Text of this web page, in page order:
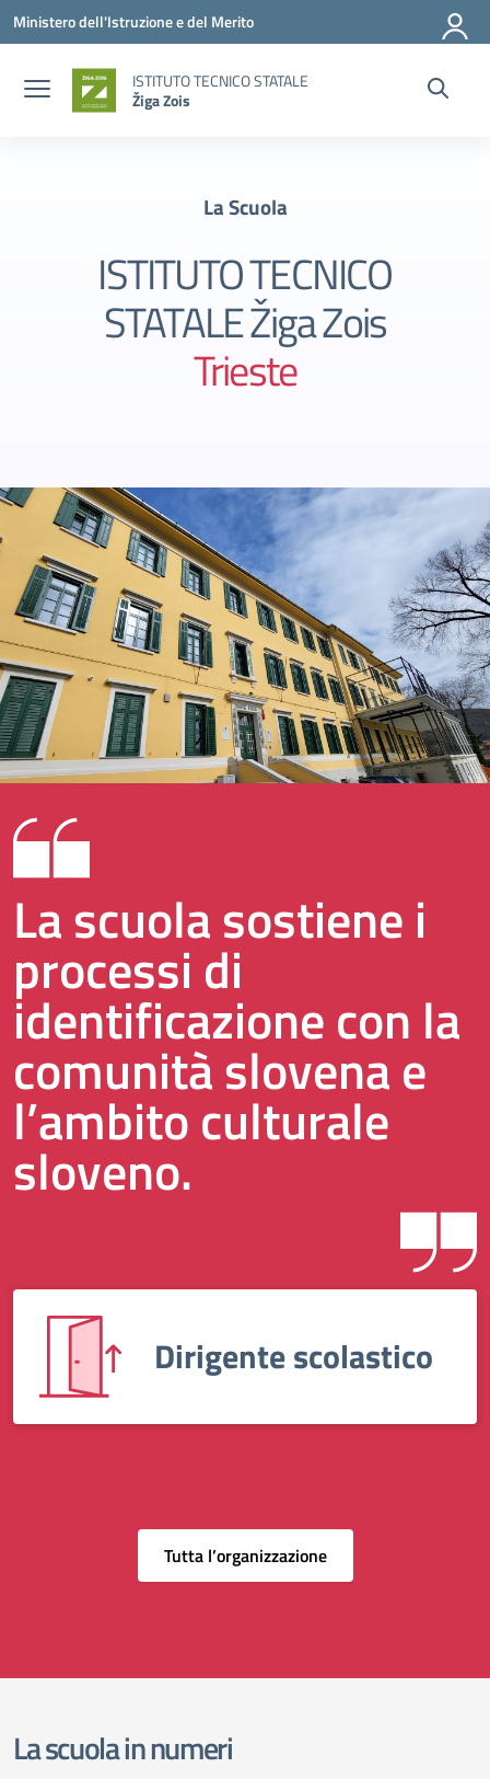
Vai ai contenuti
Vai al menu di navigazione
Vai al footer
Ministero dell'Istruzione e del Merito
ISTITUTO TECNICO STATALE
Žiga Zois
La Scuola
ISTITUTO TECNICO
STATALE Žiga Zois
Trieste
La scuola sostiene i
processi di
identificazione con la
comunità slovena e
l’ambito culturale
sloveno.
Dirigente scolastico
Tutta l’organizzazione
La scuola in numeri